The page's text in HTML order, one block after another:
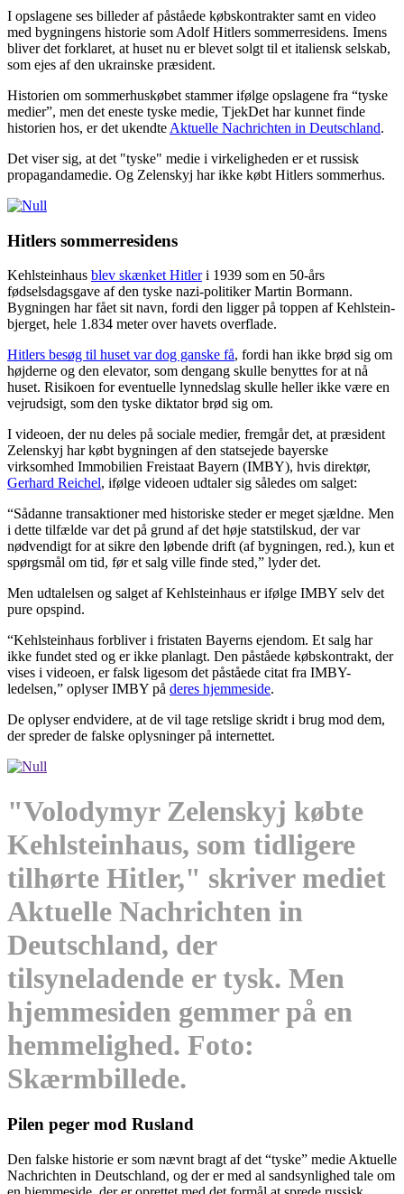
I opslagene ses billeder af påståede købskontrakter samt en video
med bygningens historie som Adolf Hitlers sommerresidens. Imens
bliver det forklaret, at huset nu er blevet solgt til et italiensk selskab,
som ejes af den ukrainske præsident.
Historien om sommerhuskøbet stammer ifølge opslagene fra “tyske
medier”, men det eneste tyske medie, TjekDet har kunnet finde
historien hos, er det ukendte Aktuelle Nachrichten in Deutschland.
Det viser sig, at det "tyske" medie i virkeligheden er et russisk
propagandamedie. Og Zelenskyj har ikke købt Hitlers sommerhus.
Hitlers sommerresidens
Kehlsteinhaus blev skænket Hitleri 1939 som en 50-års
fødselsdagsgave af den tyske nazi-politiker Martin Bormann.
Bygningen har fået sit navn, fordi den ligger på toppen af Kehlstein-
bjerget, hele 1.834 meter over havets overflade.
Hitlers besøg til huset var dog ganske få, fordi han ikke brød sig om
højderne og den elevator, som dengang skulle benyttes for at nå
huset. Risikoen for eventuelle lynnedslag skulle heller ikke være en
vejrudsigt, som den tyske diktator brød sig om.
I videoen, der nu deles på sociale medier, fremgår det, at præsident
Zelenskyj har købt bygningen af den statsejede bayerske
virksomhed Immobilien Freistaat Bayern (IMBY), hvis direktør,
Gerhard Reichel, ifølge videoen udtaler sig således om salget:
“Sådanne transaktioner med historiske steder er meget sjældne. Men
i dette tilfælde var det på grund af det høje statstilskud, der var
nødvendigt for at sikre den løbende drift (af bygningen, red.), kun et
spørgsmål om tid, før et salg ville finde sted,” lyder det.
Men udtalelsen og salget af Kehlsteinhaus er ifølge IMBY selv det
pure opspind.
“Kehlsteinhaus forbliver i fristaten Bayerns ejendom. Et salg har
ikke fundet sted og er ikke planlagt. Den påståede købskontrakt, der
vises i videoen, er falsk ligesom det påståede citat fra IMBY-
ledelsen,” oplyser IMBY på deres hjemmeside.
De oplyser endvidere, at de vil tage retslige skridt i brug mod dem,
der spreder de falske oplysninger på internettet.
"Volodymyr Zelenskyj købte
Kehlsteinhaus, som tidligere
tilhørte Hitler," skriver mediet
Aktuelle Nachrichten in
Deutschland, der
tilsyneladende er tysk. Men
hjemmesiden gemmer på en
hemmelighed. Foto:
Skærmbillede.
Pilen peger mod Rusland
Den falske historie er som nævnt bragt af det “tyske” medie Aktuelle
Nachrichten in Deutschland, og der er med al sandsynlighed tale om